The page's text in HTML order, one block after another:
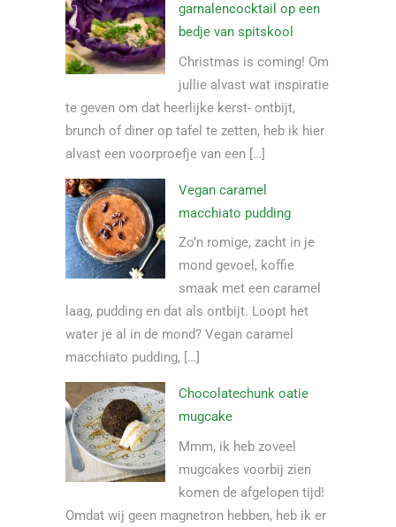
garnalencocktail op een
bedje van spitskool
Christmas is coming! Om
jullie alvast wat inspiratie
te geven om dat heerlijke kerst- ontbijt,
brunch of diner op tafel te zetten, heb ik hier
alvast een voorproefje van een […]
Vegan caramel
macchiato pudding
Zo’n romige, zacht in je
mond gevoel, koffie
smaak met een caramel
laag, pudding en dat als ontbijt. Loopt het
water je al in de mond? Vegan caramel
macchiato pudding, […]
Chocolatechunk oatie
mugcake
Mmm, ik heb zoveel
mugcakes voorbij zien
komen de afgelopen tijd!
Omdat wij geen magnetron hebben, heb ik er